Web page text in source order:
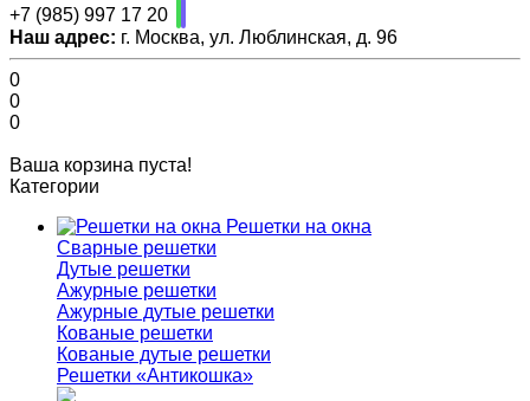
+7 (985) 997 17 20
Наш адрес: г. Москва, ул. Люблинская, д. 96
0
0
0
Ваша корзина пуста!
Категории
Решетки на окна
Сварные решетки
Дутые решетки
Ажурные решетки
Ажурные дутые решетки
Кованые решетки
Кованые дутые решетки
Решетки «Антикошка»